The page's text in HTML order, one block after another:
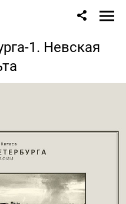
1. Невская